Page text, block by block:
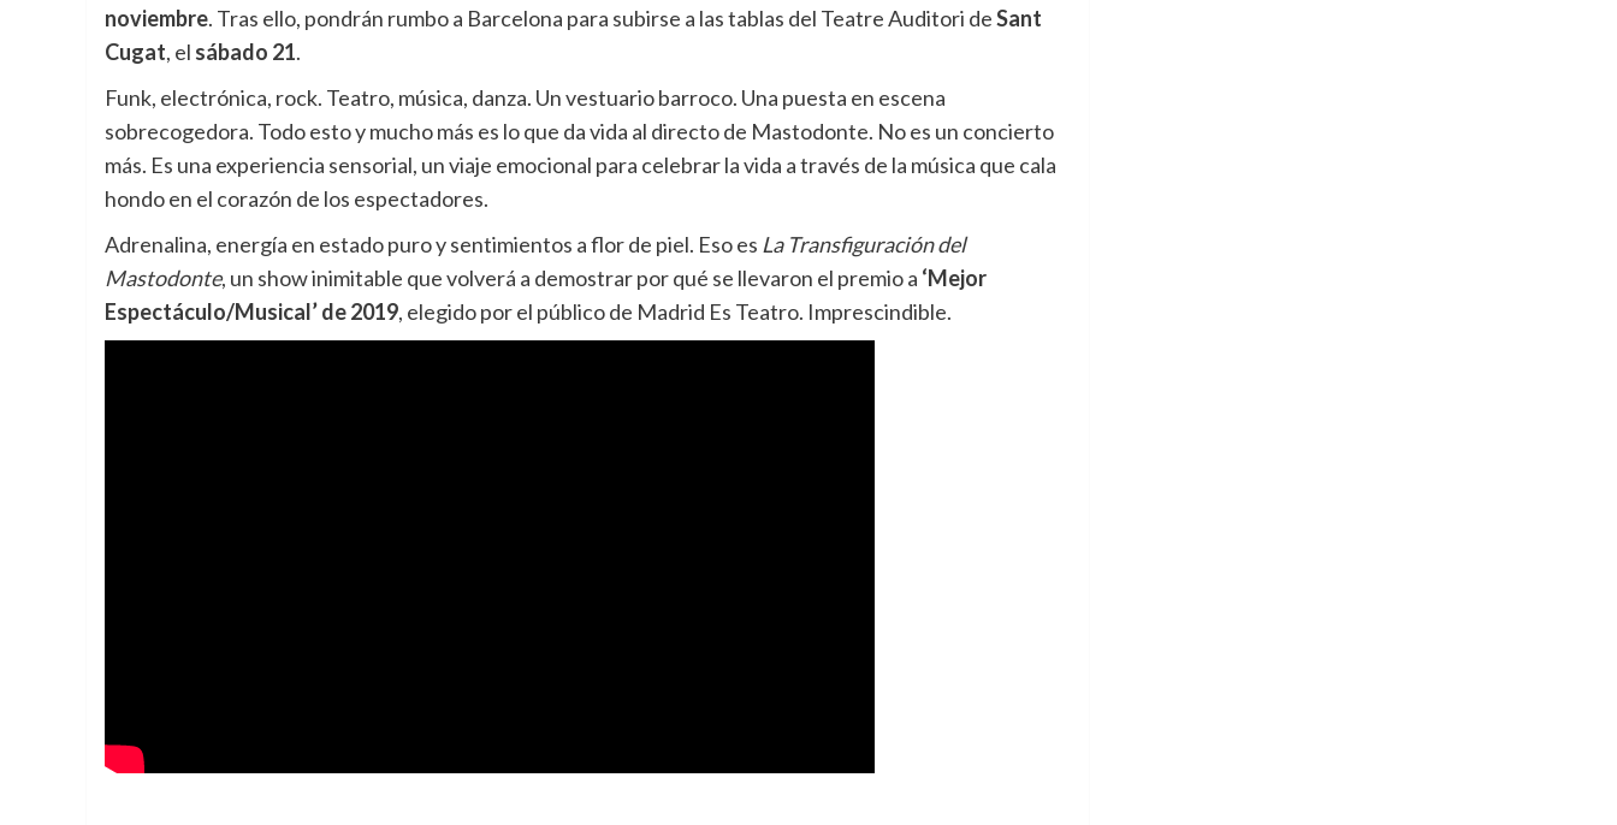
noviembre. Tras ello, pondrán rumbo a Barcelona para subirse a las tablas del Teatre Auditori deSant
Cugat, el sábado 21.
Funk, electrónica, rock. Teatro, música, danza. Un vestuario barroco. Una puesta en escena
sobrecogedora. Todo esto y mucho más es lo que da vida al directo de Mastodonte. No es un concierto
más. Es una experiencia sensorial, un viaje emocional para celebrar la vida a través de la música que cala
hondo en el corazón de los espectadores.
Adrenalina, energía en estado puro y sentimientos a flor de piel. Eso es La Transfiguración del
Mastodonte, un show inimitable que volverá a demostrar por qué se llevaron el premio a ‘Mejor
Espectáculo/Musical’ de 2019, elegido por el público de Madrid Es Teatro. Imprescindible.